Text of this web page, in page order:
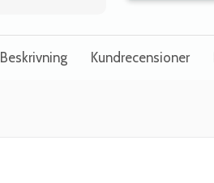
Beskrivning Kundrecensioner